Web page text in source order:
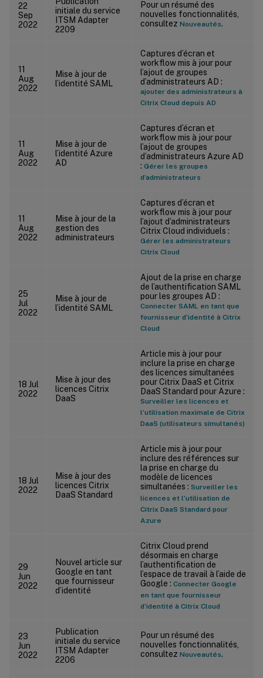
22
Sep
2022
initiale du service
ITSM Adapter
2209
Pour un résumé des
nouvelles fonctionnalités,
consultez Nouveautés.
11
Aug
2022
Mise à jour de
l’identité SAML
Captures d’écran et
workflow mis à jour pour
l’ajout de groupes
d’administrateurs AD :
ajouter des administrateurs à
Citrix Cloud depuis AD
11
Aug
2022
Mise à jour de
l’identité Azure
AD
Captures d’écran et
workflow mis à jour pour
l’ajout de groupes
d’administrateurs Azure AD
: Gérer les groupes
d’administrateurs
11
Aug
2022
Mise à jour de la
gestion des
administrateurs
Captures d’écran et
workflow mis à jour pour
l’ajout d’administrateurs
Citrix Cloud individuels :
Gérer les administrateurs
Citrix Cloud
25
Jul
2022
Mise à jour de
l’identité SAML
Ajout de la prise en charge
de l’authentification SAML
pour les groupes AD :
Connecter SAML en tant que
fournisseur d’identité à Citrix
Cloud
18 Jul
2022
Mise à jour des
licences Citrix
DaaS
Article mis à jour pour
inclure la prise en charge
des licences simultanées
pour Citrix DaaS et Citrix
DaaS Standard pour Azure :
Surveiller les licences et
l’utilisation maximale de Citrix
DaaS (utilisateurs simultanés)
18 Jul
2022
Mise à jour des
licences Citrix
DaaS Standard
Article mis à jour pour
inclure des références sur
la prise en charge du
modèle de licences
simultanées : Surveiller les
licences et l’utilisation de
Citrix DaaS Standard pour
Azure
29
Jun
2022
Nouvel article sur
Google en tant
que fournisseur
d’identité
Citrix Cloud prend
désormais en charge
l’authentification de
l’espace de travail à l’aide de
Google : Connecter Google
en tant que fournisseur
d’identité à Citrix Cloud
23
Jun
2022
Publication
initiale du service
ITSM Adapter
2206
Pour un résumé des
nouvelles fonctionnalités,
consultez Nouveautés.